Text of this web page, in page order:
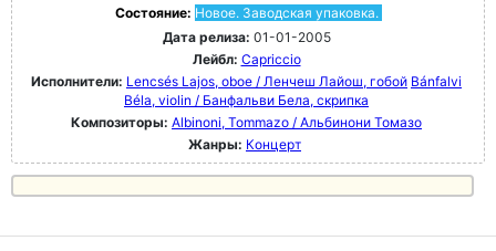
Состояние: Новое. Заводская упаковка.
Дата релиза: 01-01-2005
Лейбл: Capriccio
Исполнители: Lencsés Lajos, oboe / Ленчеш Лайош, гобой Bánfalvi
Béla, violin / Банфальви Бела, скрипка
Композиторы: Albinoni, Tommazo / Альбинони Томазо
Жанры: Концерт